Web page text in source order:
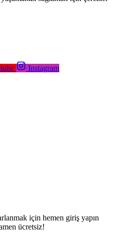
Instagram
için hemen giriş yapın
ücretsiz!